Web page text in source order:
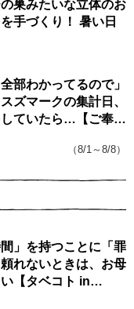
巣みたいな立体のお
手づくり！ 暑い日
部わかってるので」
ズマークの集計日、
ていたら…【ご奉仕
（8/1～8/8）
」を持つことに「罪
れないときは、お母
【タベコト in